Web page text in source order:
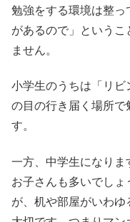
勉強をする環境は整
があるので」というこ
ません。
小学生のうちは「リ
の目の行き届く場所で
す。
一方、中学生になりま
お子さんも多いでし
が、机や部屋がいわ